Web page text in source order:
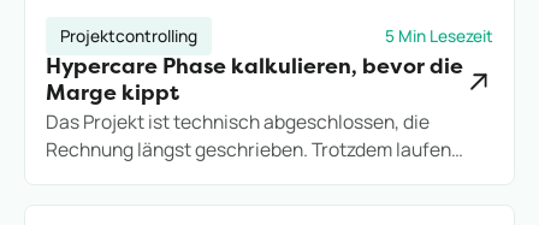
Projektcontrolling 5 Min Lesezeit
Hypercare Phase kalkulieren, bevor die
Marge kippt
Das Projekt ist technisch abgeschlossen, die
Rechnung längst geschrieben. Trotzdem laufen
Hypercare-Phase, bevor sie zum stillen